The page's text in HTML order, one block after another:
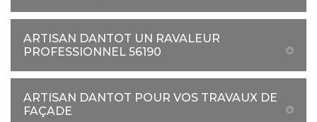
ARTISAN DANTOT UN RAVALEUR
PROFESSIONNEL 56190
ARTISAN DANTOT POUR VOS TRAVAUX DE
FAÇADE